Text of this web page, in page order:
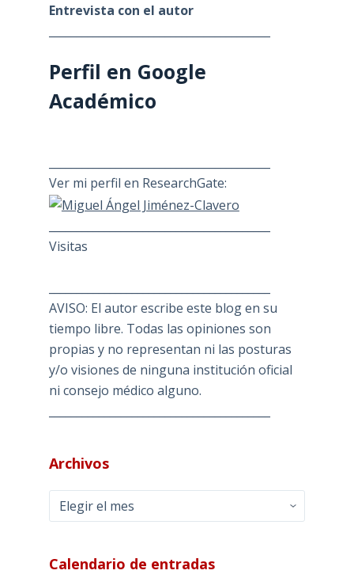
Entrevista con el autor
Perfil en Google
Académico
Ver mi perfil en ResearchGate:
Visitas
AVISO: El autor escribe este blog en su
tiempo libre. Todas las opiniones son
propias y no representan ni las posturas
y/o visiones de ninguna institución oficial
ni consejo médico alguno.
Archivos
Archivos
Calendario de entradas